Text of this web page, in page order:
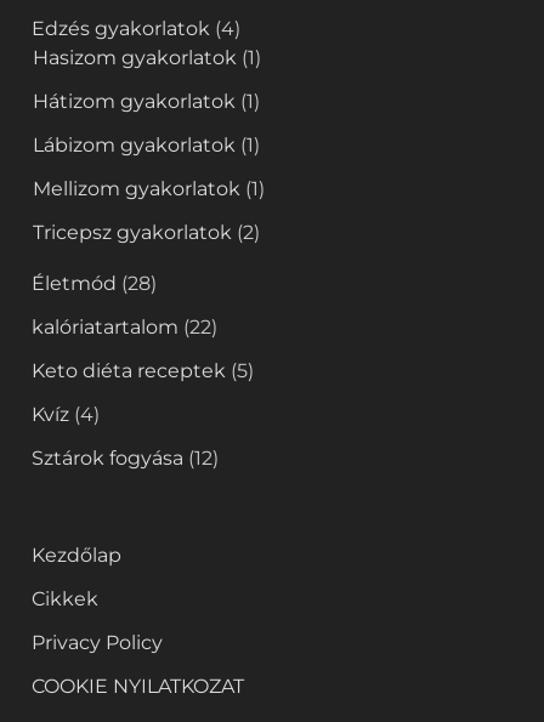
Edzés gyakorlatok (4)
Hasizom gyakorlatok (1)
Hátizom gyakorlatok (1)
Lábizom gyakorlatok (1)
Mellizom gyakorlatok (1)
Tricepsz gyakorlatok (2)
Életmód (28)
kalóriatartalom (22)
Keto diéta receptek (5)
Kvíz (4)
Sztárok fogyása (12)
Kezdőlap
Cikkek
Privacy Policy
COOKIE NYILATKOZAT